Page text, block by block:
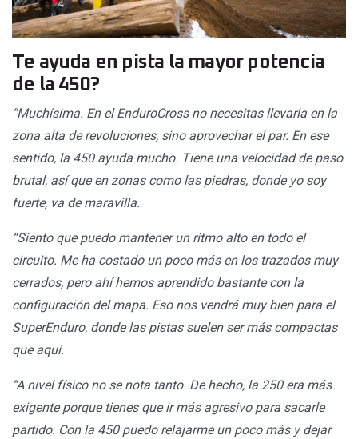
Te ayuda en pista la mayor potencia
de la 450?
“Muchísima. En el EnduroCross no necesitas llevarla en la
zona alta de revoluciones, sino aprovechar el par. En ese
sentido, la 450 ayuda mucho. Tiene una velocidad de paso
brutal, así que en zonas como las piedras, donde yo soy
fuerte, va de maravilla.
“Siento que puedo mantener un ritmo alto en todo el
circuito. Me ha costado un poco más en los trazados muy
cerrados, pero ahí hemos aprendido bastante con la
configuración del mapa. Eso nos vendrá muy bien para el
SuperEnduro, donde las pistas suelen ser más compactas
que aquí.
“A nivel físico no se nota tanto. De hecho, la 250 era más
exigente porque tienes que ir más agresivo para sacarle
partido. Con la 450 puedo relajarme un poco más y dejar